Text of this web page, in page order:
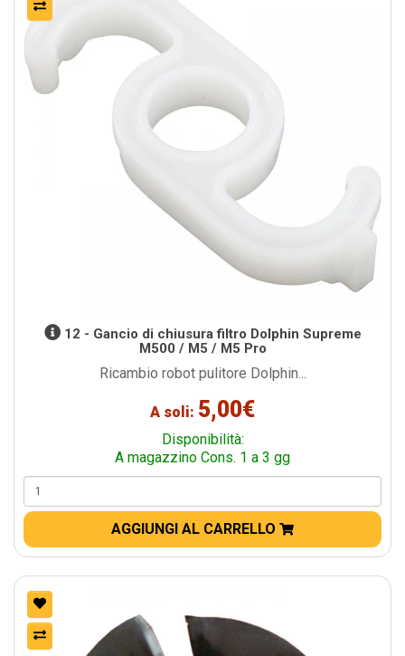
12 - Gancio di chiusura filtro Dolphin Supreme
M500 / M5 / M5 Pro
Ricambio robot pulitore Dolphin...
A soli: 5,00€
Disponibilità:
A magazzino Cons. 1 a 3 gg
AGGIUNGI AL CARRELLO